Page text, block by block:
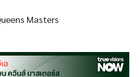
Masters